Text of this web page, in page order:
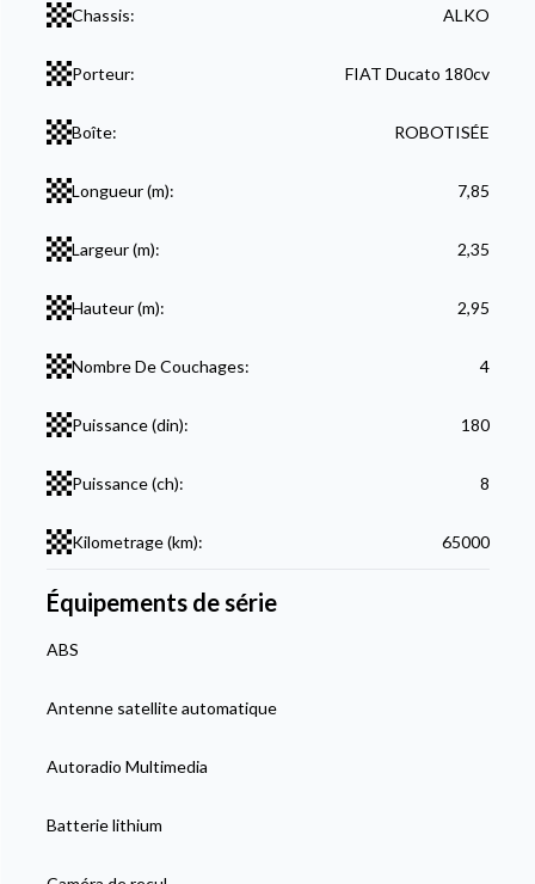
Chassis: ALKO
Porteur: FIAT Ducato 180cv
Boîte: ROBOTISÉE
Longueur (m): 7,85
Largeur (m): 2,35
Hauteur (m): 2,95
Nombre De Couchages: 4
Puissance (din): 180
Puissance (ch): 8
Kilometrage (km): 65000
Équipements de série
ABS
Antenne satellite automatique
Autoradio Multimedia
Batterie lithium